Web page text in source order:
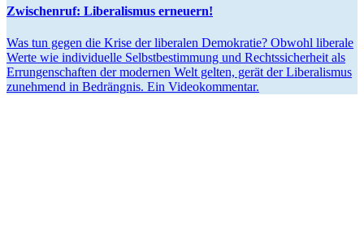
Zwischenruf: Libera­lismus erneuern!
Was tun gegen die Krise der liberalen Demokratie? Obwohl liberale
Werte wie indivi­duelle Selbst­be­stimmung und Rechts­si­cherheit als
Errun­gen­schaften der modernen Welt gelten, gerät der Libera­lismus
zunehmend in Bedrängnis. Ein Videokommentar.